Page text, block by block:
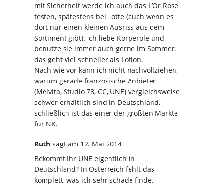
mit Sicherheit werde ich auch das L’Or Rose
testen, spätestens bei Lotte (auch wenn es
dort nur einen kleinen Ausriss aus dem
Sortiment gibt). Ich liebe Körperöle und
benutze sie immer auch gerne im Sommer,
das geht viel schneller als Lotion.
Nach wie vor kann ich nicht nachvollziehen,
warum gerade französische Anbieter
(Melvita, Studio 78, CC, UNE) vergleichsweise
schwer erhältlich sind in Deutschland,
schließlich ist das einer der größten Märkte
für NK.
Ruth sagt am 12. Mai 2014
Bekommt Ihr UNE eigentlich in
Deutschland? In Österreich fehlt das
komplett, was ich sehr schade finde.